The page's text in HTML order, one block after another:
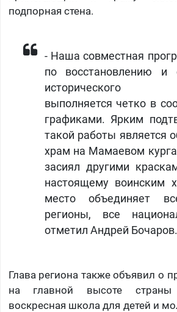
подпорная стена.
- Наша совместная
по восстановлению и
исторического
выполняется четко в
графиками. Ярким
такой работы является
храм на Мамаевом
засиял другими
настоящему воинским
место объединяет
регионы, все
отметил Андрей Бочаров.
Глава региона также объявил о
на главной высоте страны
воскресная школа для детей и